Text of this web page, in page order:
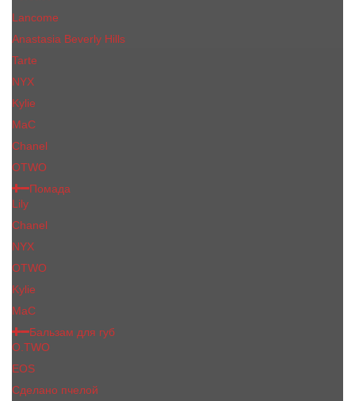
Lancome
Anastasia Beverly Hills
Tarte
NYX
Kylie
MaC
Сhanеl
OTWO
Помада
Lily
Chanel
NYX
OTWO
Kylie
МаС
Бальзам для губ
O.TWO
EOS
Сделано пчелой